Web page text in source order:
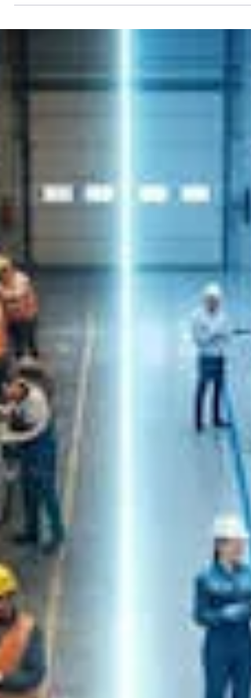
Descubra cómo la Inteligencia Artificial ayuda
analizar información, evaluar proveedores,
mediante mejores procesos y decisiones más
inteligentes.